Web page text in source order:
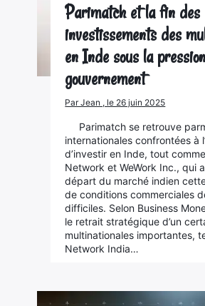
Parimatch et la fin des
investissements des
en Inde sous la
gouvernement
Par Jean , le 26 juin 2025
Parimatch se retrouve
internationales confrontées à
d’investir en Inde, tout
Network et WeWork Inc., qui
départ du marché indien
de conditions commerciales
difficiles. Selon Business
le retrait stratégique d’un
multinationales importantes,
Network India…